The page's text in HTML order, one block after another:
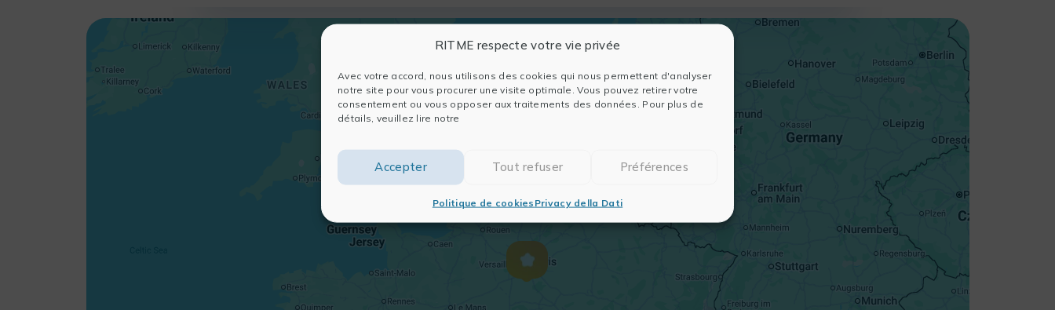
RITME respecte votre vie privée
Avec votre accord, nous utilisons des cookies qui nous permettent d'analyser
notre site pour vous procurer une visite optimale. Vous pouvez retirer votre
consentement ou vous opposer aux traitements des données. Pour plus de
détails, veuillez lire notre
Accepter Tout refuser Préférences
Politique de cookies Privacy della Dati